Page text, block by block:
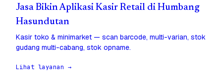
Jasa Bikin Aplikasi Kasir Retail di Humbang
Hasundutan
Kasir toko & minimarket — scan barcode, multi-varian, stok
gudang multi-cabang, stok opname.
Lihat layanan →